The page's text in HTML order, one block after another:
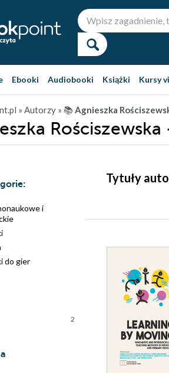
Ebooki Audiobooki Książki Kursy
» Autorzy » 📚Agnieszka
i
do gier
2
Tytuły